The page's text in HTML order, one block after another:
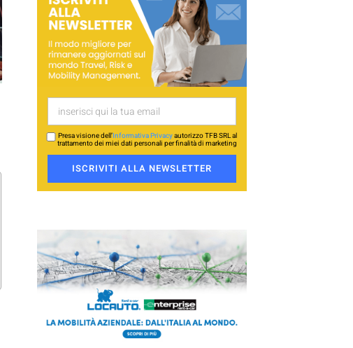
Presa visione dell’Informativa Privacyautorizzo TFB SRL al
trattamento dei miei dati personali per finalità di marketing
ISCRIVITI ALLA NEWSLETTER